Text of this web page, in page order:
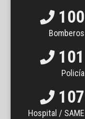
100
Bomberos
101
Policía
107
Hospital / SAME